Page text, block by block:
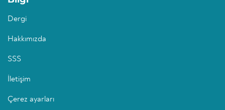
Dergi
Hakkımızda
SSS
İletişim
Çerez ayarları